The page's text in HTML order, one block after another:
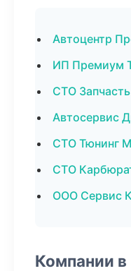
Автоцентр
ИП Премиум
СТО
Автосервис
СТО Тюнинг
СТО
ООО Сервис
Компании в